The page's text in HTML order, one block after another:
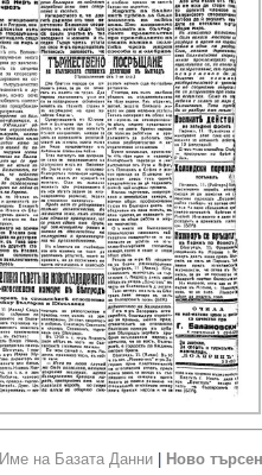
Име на Базата Данни Ново